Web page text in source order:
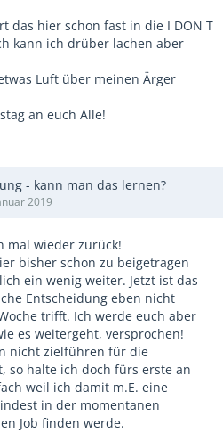
das hier schon fast in die I DON T
kann ich drüber lachen aber
Luft über meinen Ärger
an euch Alle!
- kann man das lernen?
2019
mal wieder zurück!
bisher schon zu beigetragen
ein wenig weiter. Jetzt ist das
Entscheidung eben nicht
trifft. Ich werde euch aber
es weitergeht, versprochen!
nicht zielführen für die
so halte ich doch fürs erste an
weil ich damit m.E. eine
in der momentanen
Job finden werde.